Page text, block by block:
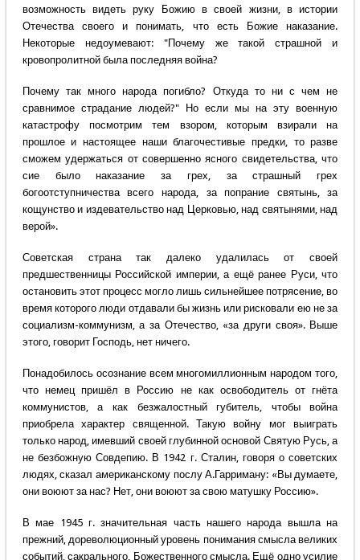
возможность видеть руку Божию в своей жизни, в истории
Отечества своего и понимать, что есть Божие наказание.
Некоторые недоумевают: "Почему же такой страшной и
кровопролитной была последняя война?
Почему так много народа погибло? Откуда то ни с чем не
сравнимое страдание людей?" Но если мы на эту военную
катастрофу посмотрим тем взором, которым взирали на
прошлое и настоящее наши благочестивые предки, то разве
сможем удержаться от совершенно ясного свидетельства, что
сие было наказание за грех, за страшный грех
богоотступничества всего народа, за попрание святынь, за
кощунство и издевательство над Церковью, над святынями, над
верой».
Советская страна так далеко удалилась от своей
предшественницы Российской империи, а ещё ранее Руси, что
остановить этот процесс могло лишь сильнейшее потрясение, во
время которого люди отдавали бы жизнь или рисковали ею не за
социализм-коммунизм, а за Отечество, «за други своя». Выше
этого, говорит Господь, нет ничего.
Понадобилось осознание всем многомиллионным народом того,
что немец пришёл в Россию не как освободитель от гнёта
коммунистов, а как безжалостный губитель, чтобы война
приобрела характер священной. Такую войну мог выиграть
только народ, имевший своей глубинной основой Святую Русь, а
не безбожную Совдепию. В 1942 г. Сталин, говоря о советских
людях, сказал американскому послу А.Гарриману: «Вы думаете,
они воюют за нас? Нет, они воюют за свою матушку Россию».
В мае 1945 г. значительная часть нашего народа вышла на
прежний, дореволюционный уровень понимания смысла великих
событий, сакрального, Божественного смысла. Ещё одно усилие